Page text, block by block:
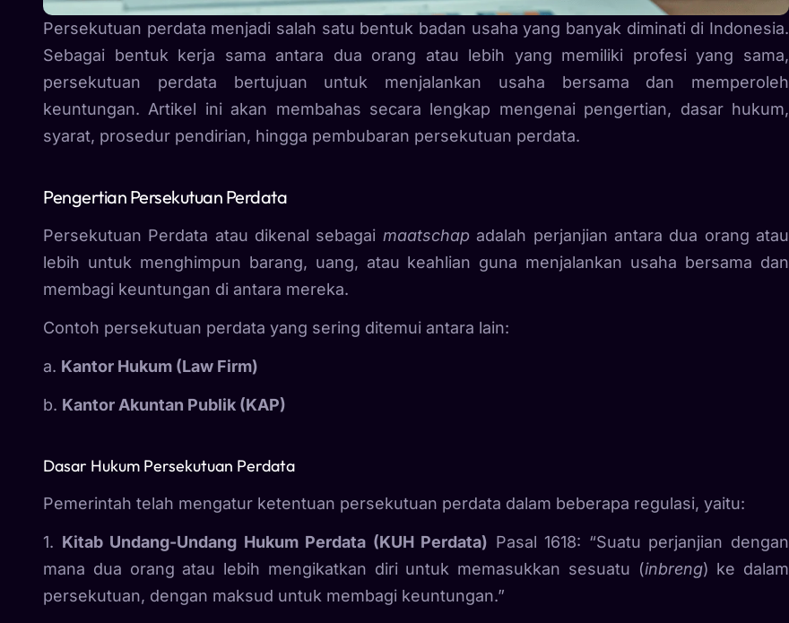
Persekutuan perdata menjadi salah satu bentuk badan usaha yang banyak diminati di Indonesia.
Sebagai bentuk kerja sama antara dua orang atau lebih yang memiliki profesi yang sama,
persekutuan perdata bertujuan untuk menjalankan usaha bersama dan memperoleh
keuntungan. Artikel ini akan membahas secara lengkap mengenai pengertian, dasar hukum,
syarat, prosedur pendirian, hingga pembubaran persekutuan perdata.
Pengertian Persekutuan Perdata
Persekutuan Perdata atau dikenal sebagai maatschapadalah perjanjian antara dua orang atau
lebih untuk menghimpun barang, uang, atau keahlian guna menjalankan usaha bersama dan
membagi keuntungan di antara mereka.
Contoh persekutuan perdata yang sering ditemui antara lain:
a. Kantor Hukum (Law Firm)
b. Kantor Akuntan Publik (KAP)
Dasar Hukum Persekutuan Perdata
Pemerintah telah mengatur ketentuan persekutuan perdata dalam beberapa regulasi, yaitu:
1. Kitab Undang-Undang Hukum Perdata (KUH Perdata) Pasal 1618: “Suatu perjanjian dengan
mana dua orang atau lebih mengikatkan diri untuk memasukkan sesuatu (inbreng) ke dalam
persekutuan, dengan maksud untuk membagi keuntungan.”